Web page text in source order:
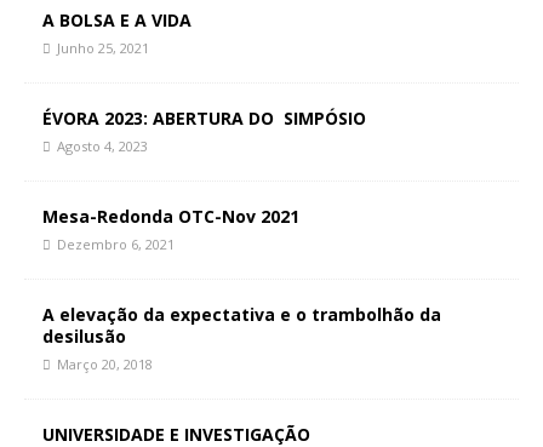
A BOLSA E A VIDA
Junho 25, 2021
ÉVORA 2023: ABERTURA DO SIMPÓSIO
Agosto 4, 2023
Mesa-Redonda OTC-Nov 2021
Dezembro 6, 2021
A elevação da expectativa e o trambolhão da
desilusão
Março 20, 2018
UNIVERSIDADE E INVESTIGAÇÃO